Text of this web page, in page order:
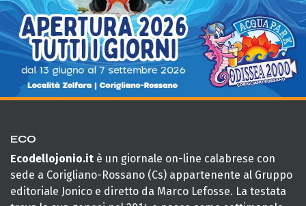
ECO
Ecodellojonio.it è un giornale on-line calabrese con
sede a Corigliano-Rossano (Cs) appartenente al Gruppo
editoriale Jonico e diretto da Marco Lefosse. La testata